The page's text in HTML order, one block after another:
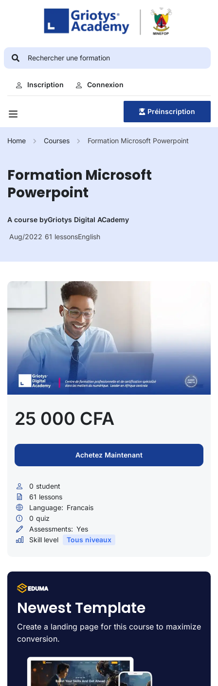
Inscription Connexion
Préinscription
Home Courses Formation Microsoft Powerpoint
Formation Microsoft
Powerpoint
A course byGriotys Digital ACademy
Aug/2022 61 lessonsEnglish
25 000 CFA
Achetez Maintenant
0 student
61 lessons
Language: Francais
0 quiz
Assessments: Yes
Skill level
Tous niveaux
Newest Template
Create a landing page for this course to maximize
conversion.